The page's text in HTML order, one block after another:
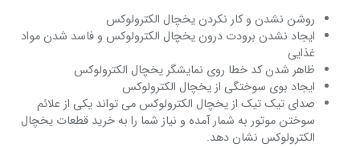
روشن نشدن و کار نکردن یخچال الکترولوکس
ایجاد نشدن برودت درون یخچال الکترولوکس و فاسد شدن مواد
غذایی
ظاهر شدن کد خطا روی نمایشگر یخچال الکترولوکس
ایجاد بوی سوختگی از یخچال الکترولوکس
صدای تیک تیک از یخچال الکترولوکس می تواند یکی از علائم
سوختن موتور به شمار آمده و نیاز شما را به خرید قطعات یخچال
الکترولوکس نشان دهد.